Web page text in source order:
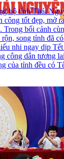
bộ tỉnh Thái
công tốt đẹp, mở
Trong bối cảnh
song tỉnh đã
nhi ngay dịp
công dân tương
của tỉnh đều có